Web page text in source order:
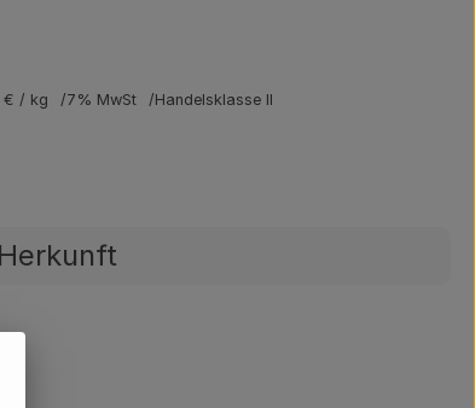
€ / kg 7% MwSt Handelsklasse II
Herkunft